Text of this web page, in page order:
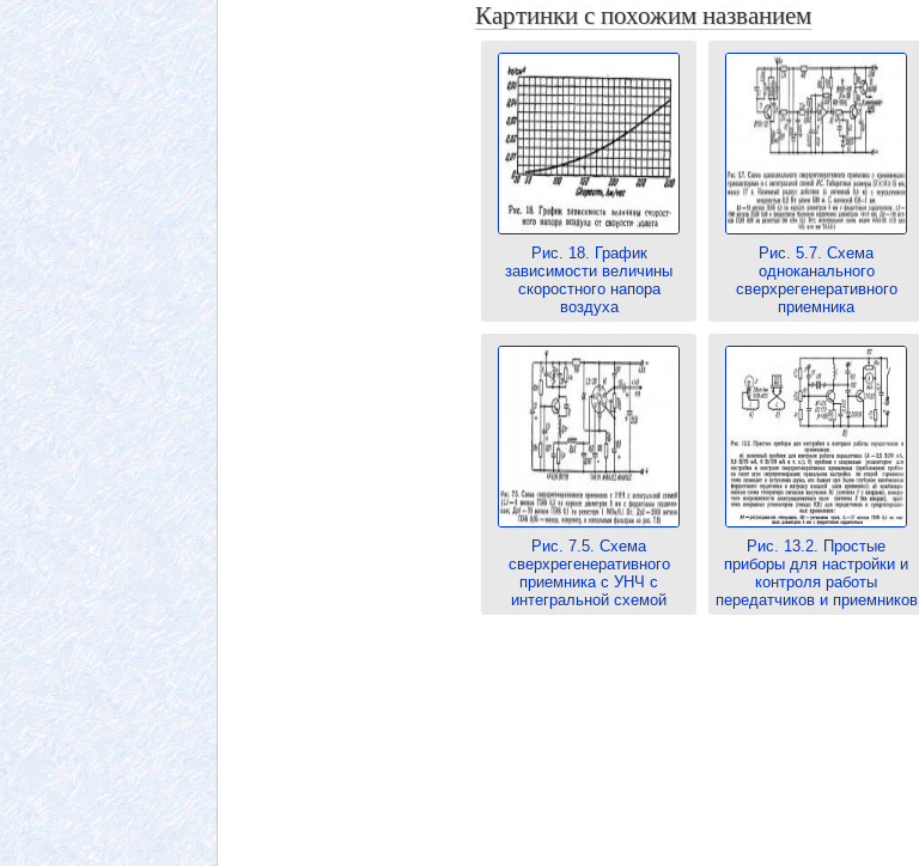
Картинки с похожим названием
Рис. 18. График
зависимости величины
скоростного напора
воздуха
Рис. 5.7. Схема
одноканального
сверхрегенеративного
приемника
Рис. 7.5. Схема
сверхрегенеративного
приемника с УНЧ с
интегральной схемой
Рис. 13.2. Простые
приборы для настройки и
контроля работы
передатчиков и приемников